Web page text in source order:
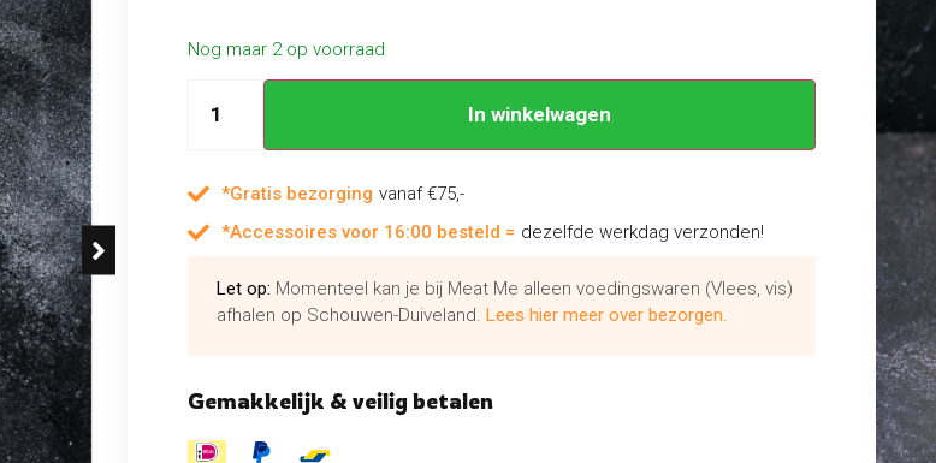
Nog maar 2 op voorraad
In winkelwagen
*Gratis bezorging vanaf €75,-
*Accessoires voor 16:00 besteld = dezelfde werkdag verzonden!
Let op: Momenteel kan je bij Meat Me alleen voedingswaren (Vlees, vis)
afhalen op Schouwen-Duiveland. Lees hier meer over bezorgen.
Gemakkelijk & veilig betalen